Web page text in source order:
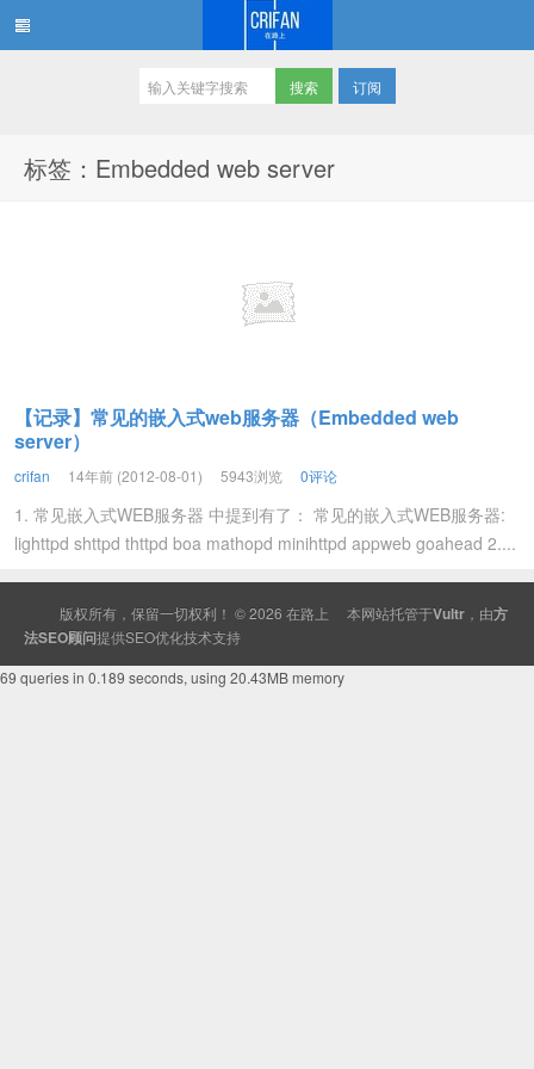
订阅
标签：Embedded web server
【记录】常见的嵌入式web服务器（Embedded web
server）
crifan 14年前 (2012-08-01) 5943浏览 0评论
1. 常见嵌入式WEB服务器 中提到有了： 常见的嵌入式WEB服务器:
lighttpd shttpd thttpd boa mathopd minihttpd appweb goahead 2....
版权所有，保留一切权利！ © 2026 在路上 本网站托管于Vultr ，由方
法SEO顾问提供SEO优化技术支持
69 queries in 0.189 seconds, using 20.43MB memory